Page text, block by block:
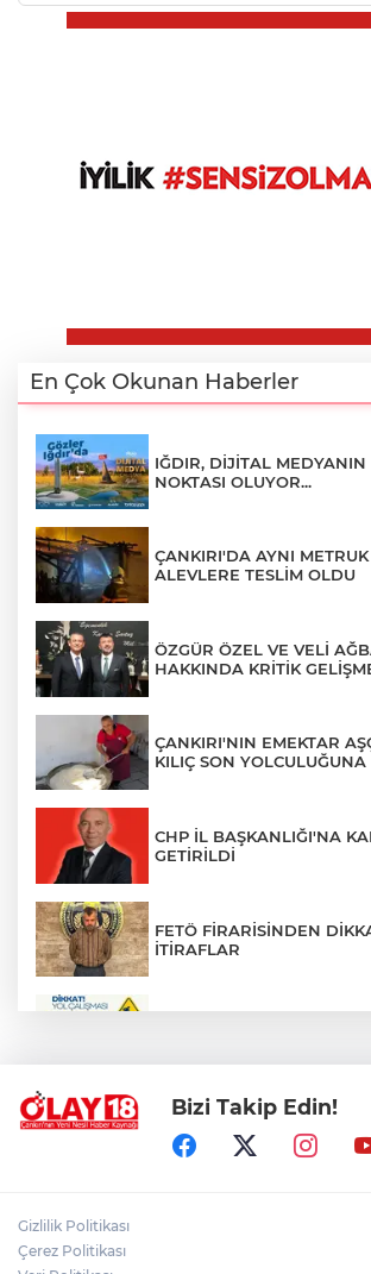
En Çok Okunan Haberler
IĞDIR, DİJİTAL MEDYANIN
NOKTASI OLUYOR...
ÇANKIRI'DA AYNI
ALEVLERE TESLİM OLDU
ÖZGÜR ÖZEL VE VELİ
HAKKINDA KRİTİK
ÇANKIRI'NIN EMEKTAR
KILIÇ SON
CHP İL BAŞKANLIĞI'NA
GETİRİLDİ
FETÖ FİRARİSİNDEN
İTİRAFLAR
PKK'NIN SİLAH BIRAKMA
YENİ DÖNEM
Bizi Takip Edin!
Gizlilik Politikası
Çerez Politikası